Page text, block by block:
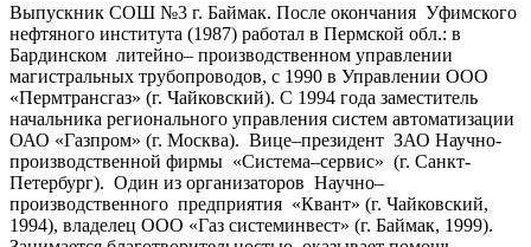
Выпускник СОШ №3 г. Баймак. После окончания Уфимского
нефтяного института (1987) работал в Пермской обл.: в
Бардинском литейно– производственном управлении
магистральных трубопроводов, с 1990 в Управлении ООО
«Пермтрансгаз» (г. Чайковский). С 1994 года заместитель
начальника регионального управления систем автоматизации
ОАО «Газпром» (г. Москва). Вице–президент ЗАО Научно-
производственной фирмы «Система–сервис» (г. Санкт-
Петербург). Один из организаторов Научно–
производственного предприятия «Квант» (г. Чайковский,
1994), владелец ООО «Газ системинвест» (г. Баймак, 1999).